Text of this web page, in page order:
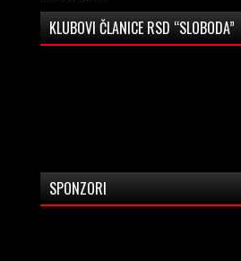
KLUBOVI ČLANICE RSD “SLOBODA”
SPONZORI